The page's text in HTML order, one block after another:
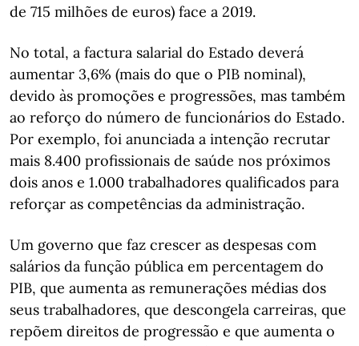
de 715 milhões de euros) face a 2019.
No total, a factura salarial do Estado deverá
aumentar 3,6% (mais do que o PIB nominal),
devido às promoções e progressões, mas também
ao reforço do número de funcionários do Estado.
Por exemplo, foi anunciada a intenção recrutar
mais 8.400 profissionais de saúde nos próximos
dois anos e 1.000 trabalhadores qualificados para
reforçar as competências da administração.
Um governo que faz crescer as despesas com
salários da função pública em percentagem do
PIB, que aumenta as remunerações médias dos
seus trabalhadores, que descongela carreiras, que
repõem direitos de progressão e que aumenta o